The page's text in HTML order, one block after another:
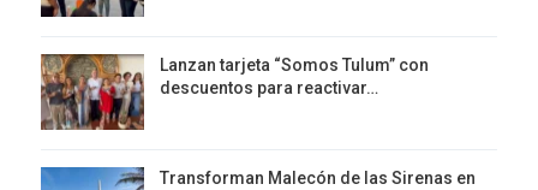
Lanzan tarjeta “Somos Tulum” con
descuentos para reactivar…
Transforman Malecón de las Sirenas en